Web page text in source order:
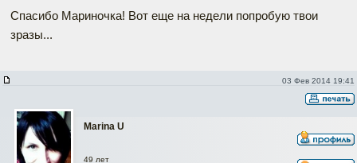
Спасибо Мариночка! Вот еще на недели попробую твои
зразы...
03 Фев 2014 19:41
Marina U
49 лет